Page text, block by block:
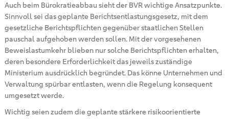
Auch beim Bürokratieabbau sieht der BVR wichtige Ansatzpunkte.
Sinnvoll sei das geplante Berichtsentlastungsgesetz, mit dem
gesetzliche Berichtspflichten gegenüber staatlichen Stellen
pauschal aufgehoben werden sollen. Mit der vorgesehenen
Beweislastumkehr blieben nur solche Berichtspflichten erhalten,
deren besondere Erforderlichkeit das jeweils zuständige
Ministerium ausdrücklich begründet. Das könne Unternehmen und
Verwaltung spürbar entlasten, wenn die Regelung konsequent
umgesetzt werde.
Wichtig seien zudem die geplante stärkere risikoorientierte